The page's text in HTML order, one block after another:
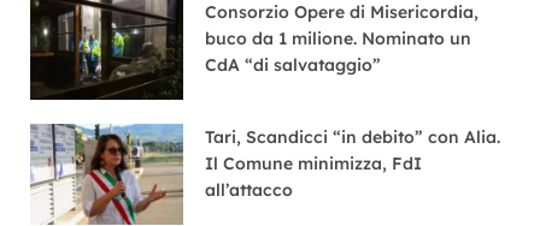
Consorzio Opere di Misericordia,
buco da 1 milione. Nominato un
CdA “di salvataggio”
Tari, Scandicci “in debito” con Alia.
Il Comune minimizza, FdI
all’attacco